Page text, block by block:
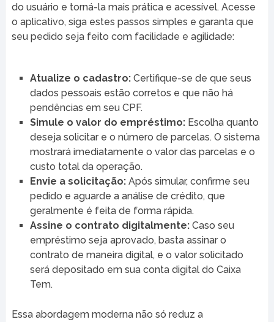
do usuário e torná-la mais prática e acessível. Acesse
o aplicativo, siga estes passos simples e garanta que
seu pedido seja feito com facilidade e agilidade:
Atualize o cadastro:Certifique-se de que seus
dados pessoais estão corretos e que não há
pendências em seu CPF.
Simule o valor do empréstimo:Escolha quanto
deseja solicitar e o número de parcelas. O sistema
mostrará imediatamente o valor das parcelas e o
custo total da operação.
Envie a solicitação:Após simular, confirme seu
pedido e aguarde a análise de crédito, que
geralmente é feita de forma rápida.
Assine o contrato digitalmente:Caso seu
empréstimo seja aprovado, basta assinar o
contrato de maneira digital, e o valor solicitado
será depositado em sua conta digital do Caixa
Tem.
Essa abordagem moderna não só reduz a